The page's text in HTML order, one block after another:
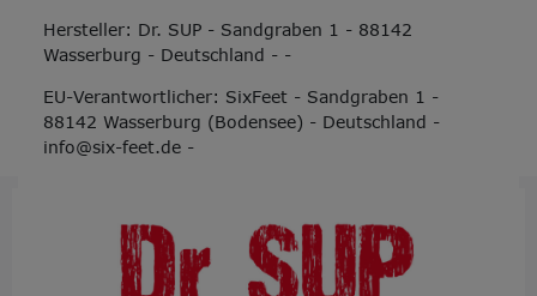
Hersteller: Dr. SUP - Sandgraben 1 - 88142
Wasserburg - Deutschland - -
EU-Verantwortlicher: SixFeet - Sandgraben 1 -
88142 Wasserburg (Bodensee) - Deutschland -
info@six-feet.de -